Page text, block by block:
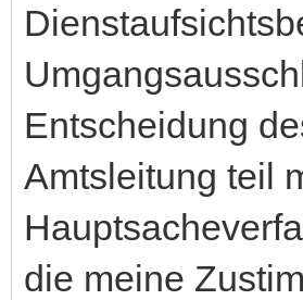
Entscheidung
Amtsleitung teil
die meine